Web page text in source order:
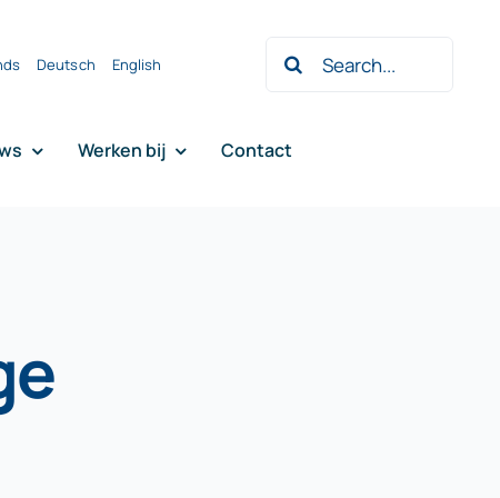
Deutsch English
Zoeken
naar:
Werken bij Contact